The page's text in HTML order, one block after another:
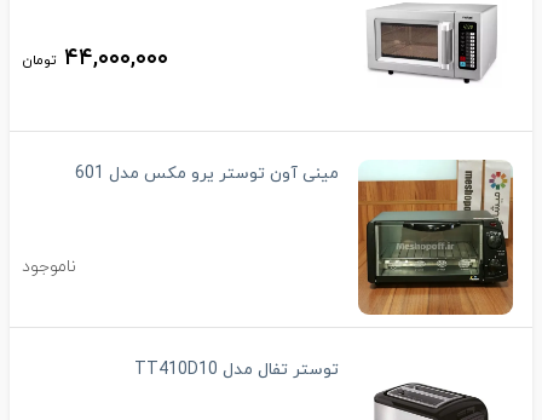
۴۴,۰۰۰,۰۰۰ تومان
مینی آون توستر یرو مکس مدل 601
ناموجود
توستر تفال مدل TT410D10